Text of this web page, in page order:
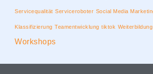
Servicequalität Serviceroboter Social Media
Klassifizierung Teamentwicklung tiktok Weiterbildung
Workshops